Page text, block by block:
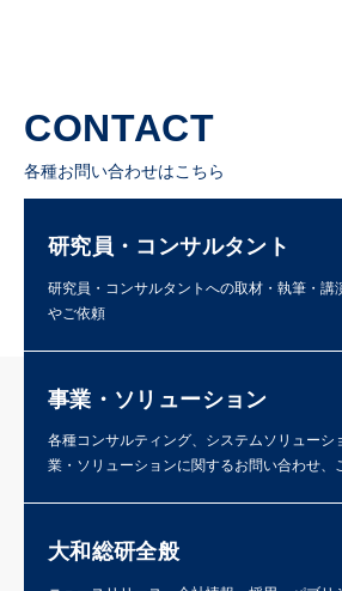
CONTACT
各種お問い合わせはこちら
研究員・コンサルタント
研究員・コンサルタントへの取材・執筆・講
やご依頼
事業・ソリューション
各種コンサルティング、システムソリューシ
業・ソリューションに関するお問い合わせ、
大和総研全般